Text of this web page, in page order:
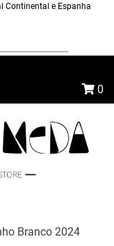
Continental e Espanha
0
Branco 2024